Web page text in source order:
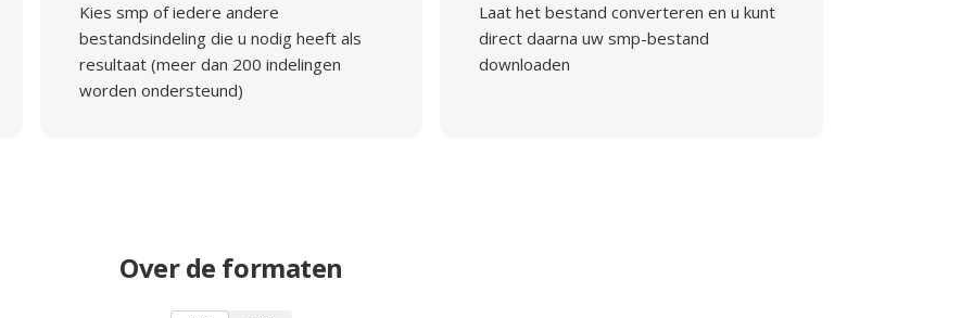
Kies smp of iedere andere
bestandsindeling die u nodig heeft als
resultaat (meer dan 200 indelingen
worden ondersteund)
Laat het bestand converteren en u kunt
direct daarna uw smp-bestand
downloaden
Over de formaten